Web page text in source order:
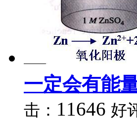
一定会有能
击： 11646 好